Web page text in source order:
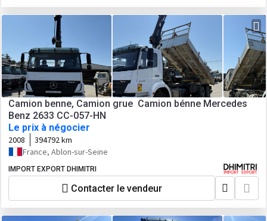
Camion benne, Camion grue Camion bénne Mercedes
Benz 2633 CC-057-HN
Le prix à négocier
2008
394792 km
France, Ablon-sur-Seine
IMPORT EXPORT DHIMITRI
Contacter le vendeur